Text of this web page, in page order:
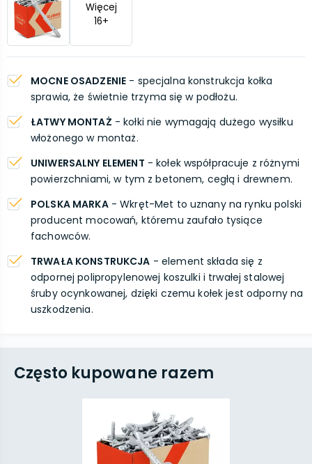
Więcej
16+
MOCNE OSADZENIE - specjalna konstrukcja kołka
sprawia, że świetnie trzyma się w podłożu.
ŁATWY MONTAŻ - kołki nie wymagają dużego wysiłku
włożonego w montaż.
UNIWERSALNY ELEMENT - kołek współpracuje z różnymi
powierzchniami, w tym z betonem, cegłą i drewnem.
POLSKA MARKA- Wkręt-Met to uznany na rynku polski
producent mocowań, któremu zaufało tysiące
fachowców.
TRWAŁA KONSTRUKCJA - element składa się z
odpornej polipropylenowej koszulki i trwałej stalowej
śruby ocynkowanej, dzięki czemu kołek jest odporny na
uszkodzenia.
Często kupowane razem